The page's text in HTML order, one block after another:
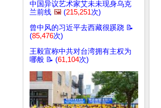
中国异议艺术家艾未未现身乌克
兰前线 🖼️ (215,251次)
曾中风的习近平去西藏很蹊跷 📝
(85,476次)
王毅宣称中共对台湾拥有主权为
哪般 📝 (61,104次)